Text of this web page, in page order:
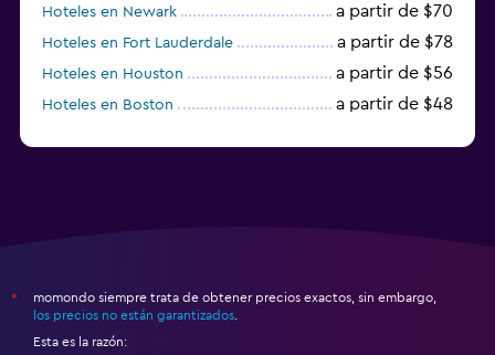
Hoteles en Newark a partir de $70
Hoteles en Fort Lauderdale a partir de $78
Hoteles en Houston a partir de $56
Hoteles en Boston a partir de $48
*
momondo siempre trata de obtener precios exactos, sin embargo,
los precios no están garantizados
Esta es la razón: